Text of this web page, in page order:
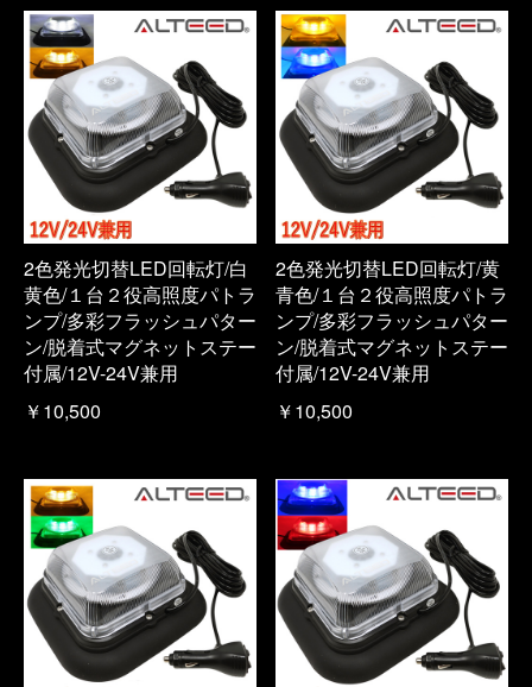
2色発光切替LED回転灯/白
黄色/１台２役高照度パトラ
ンプ/多彩フラッシュパター
ン/脱着式マグネットステー
付属/12V-24V兼用
￥10,500
2色発光切替LED回転灯/黄
青色/１台２役高照度パトラ
ンプ/多彩フラッシュパター
ン/脱着式マグネットステー
付属/12V-24V兼用
￥10,500